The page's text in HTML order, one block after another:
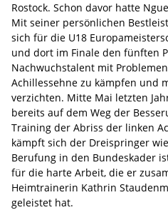
Rostock. Schon davor hatte
Mit seiner persönlichen
sich für die U18
und dort im Finale den fünften
Nachwuchstalent mit
Achillessehne zu kämpfen und
verzichten. Mitte Mai letzten
bereits auf dem Weg der
Training der Abriss der linken
kämpft sich der Dreispringer
Berufung in den Bundeskader
für die harte Arbeit, die er
Heimtrainerin Kathrin
geleistet hat.